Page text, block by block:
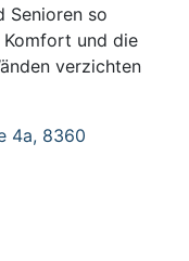
Senioren so
und die
verzichten
4a, 8360